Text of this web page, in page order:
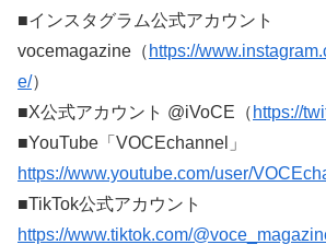
■インスタグラム公式アカウント
vocemagazine（ https://
e/）
■X公式アカウント @iVoCE（ https://
■YouTube「VOCEchannel」
https://www.youtube.com/user/
■TikTok公式アカウント
https://www.tiktok.com/